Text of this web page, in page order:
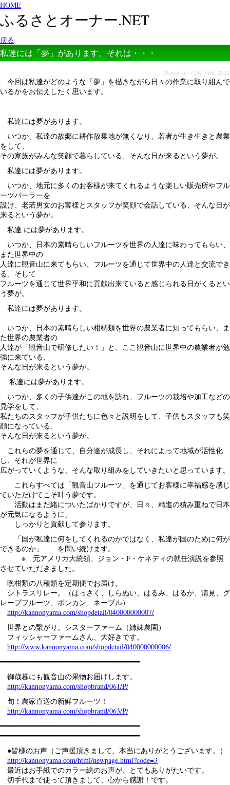
HOME
ふるさとオーナー.NET
戻る
私達には「夢」があります。それは・・・
Posted on: 12月 11th, 2012
今回は私達がどのような「夢」を描きながら日々の作業に取り組んで
いるかをお伝えしたく思います。
私達には夢があります。
いつか、私達の故郷に耕作放棄地が無くなり、若者が生き生きと農業
をして、
その家族がみんな笑顔で暮らしている、そんな日が来るという夢が。
私達には夢があります。
いつか、地元に多くのお客様が来てくれるような楽しい販売所やフル
ーツパーラーを
設け、老若男女のお客様とスタッフが笑顔で会話している、そんな日が
来るという夢が。
私達 には夢があります。
いつか、日本の素晴らしいフルーツを世界の人達に味わってもらい、
また世界中の
人達に観音山に来てもらい、フルーツを通じて世界中の人達と交流でき
る、そして
フルーツを通じて世界平和に貢献出来ていると感じられる日がくるとい
う夢が。
私達には夢があります。
いつか、日本の素晴らしい柑橘類を世界の農業者に知ってもらい、ま
た世界の農業者の
人達が「観音山で研修したい！」と、ここ観音山に世界中の農業者が勉
強に来ている、
そんな日が来るという夢が。
私達には夢があります。
いつか、多くの子供達がこの地を訪れ、フルーツの栽培や加工などの
見学をして、
私たちのスタッフが子供たちに色々と説明をして、子供もスタッフも笑
顔になっている、
そんな日が来るという夢が。
これらの夢を通じて、自分達が成長し、それによって地域が活性化
し、それが世界に
広がっていくような、そんな取り組みをしていきたいと思っています。
これらすべては「観音山フルーツ」を通じてお客様に幸福感を感じ
ていただけてこそ叶う夢です。
活動はまだ緒についたばかりですが、日々、精進の積み重ねで日本
が元気になるように、
しっかりと貢献して参ります。
「国が私達に何をしてくれるのかではなく、私達が国のために何が
できるのか」 を問い続けます。
※ 元アメリカ大統領、ジョン・F・ケネディの就任演説を参照
させていただきました。
晩柑類の八種類を定期便でお届け。
シトラスリレー。（はっさく、しらぬい、はるみ、はるか、清見、グ
レープフルーツ、ポンカン、ネーブル）
http://kannonyama.com/shopdetail/040000000007/
世界との繋がり。シスターファーム（姉妹農園）
フィッシャーファームさん、大好きです。
http://www.kannonyama.com/shopdetail/040000000006/
━━━━━━━━━━━━━━━━━━━━━━━━━━━━━━━━━━
御歳暮にも観音山の果物お届けします。
http://kannonyama.com/shopbrand/061/P/
旬！農家直送の新鮮フルーツ！
http://kannonyama.com/shopbrand/063/P/
━━━━━━━━━━━━━━━━━━━━━━━━━━━━━━━━━━
━━━━━━━━━━━━━━━━━━━━━━━━━━━━━━━━━━
●皆様のお声（ご声援頂きまして、本当にありがとうございます。）
http://kannonyama.com/html/newpage.html?code=3
最近はお手紙でのカラー絵のお声が、とてもありがたいです。
切手代まで使って頂きまして、心から感謝！です。